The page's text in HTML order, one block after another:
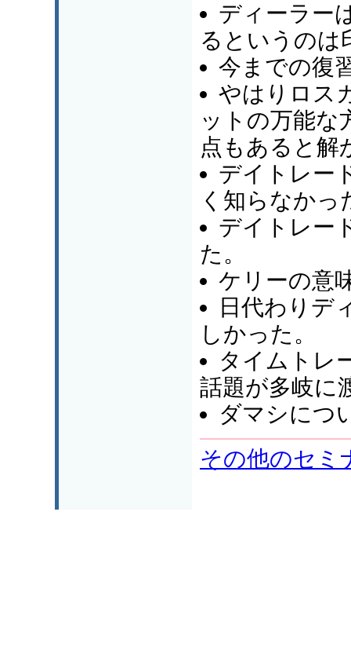
ディーラー
るというのは
今までの復
やはりロス
ットの万能な
点もあると解
デイトレー
く知らなか
デイトレー
た。
ケリーの意
日代わりデ
しかった。
タイムトレ
話題が多岐に
ダマシにつ
その他のセミ